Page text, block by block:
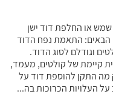
שמש או החלפת דוד ישן
הבאים: התאמת נפח הדוד
וגודלם לסוג הדוד.
קיימת של קולטים, מעמד,
התקן להוספת דוד על
העלויות הכרוכות בה...